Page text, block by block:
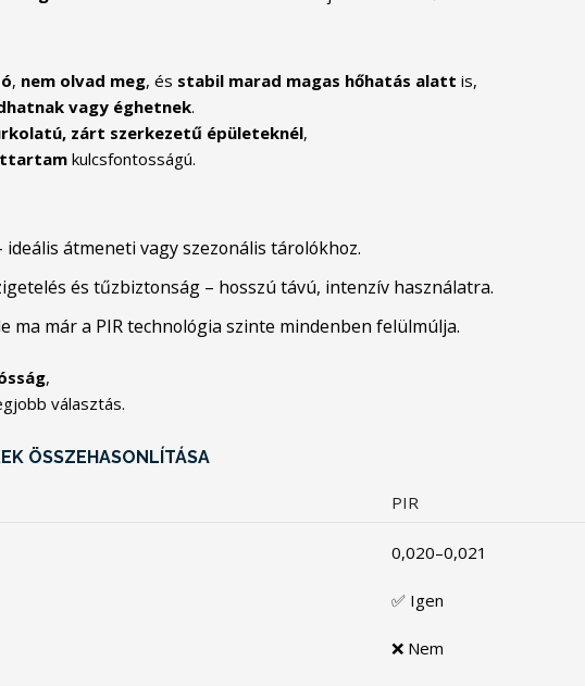
, nem olvad meg, és stabil marad magas hőhatás alatt is,
vagy éghetnek.
zárt szerkezetű épületeknél,
kulcsfontosságú.
átmeneti vagy szezonális tárolókhoz.
és tűzbiztonság – hosszú távú, intenzív használatra.
ma már a PIR technológia szinte mindenben felülmúlja.
,
választás.
ÖSSZEHASONLÍTÁSA
PIR
0,020–0,021
✅ Igen
❌ Nem